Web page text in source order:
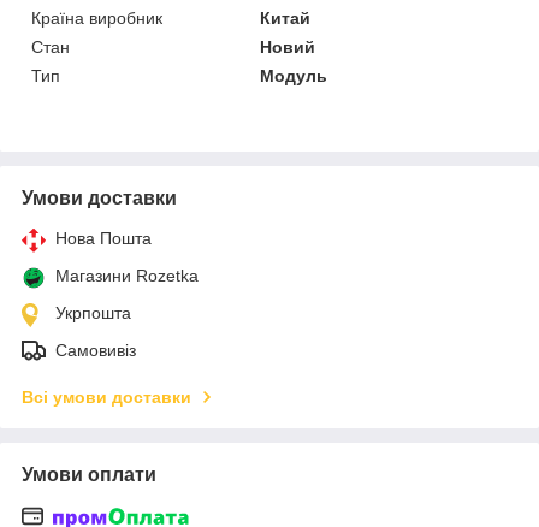
Країна виробник
Китай
Стан
Новий
Тип
Модуль
Умови доставки
Нова Пошта
Магазини Rozetka
Укрпошта
Самовивіз
Всі умови доставки
Умови оплати